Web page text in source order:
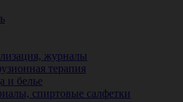
журналы
терапия
и белье
спиртовые салфетки